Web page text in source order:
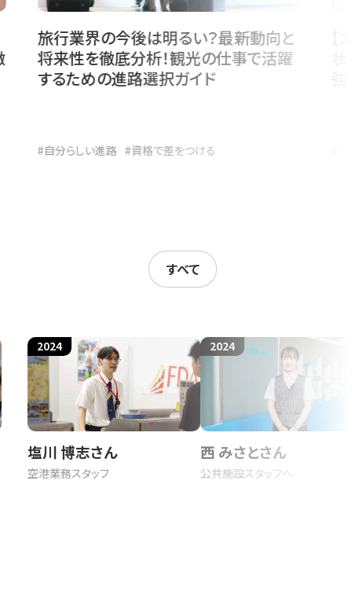
脳労働、感情労働、肉体労働として特
脳労働と感情労働との関係も含めて、
旅行業界の今後は明るい？最新動向と
将来性を徹底分析！観光の仕事で活躍
するための進路選択ガイド
#自分らしい進路 #資格で差をつける
【2026
すべて
2024
塩川 博志さん
空港業務スタッフ
2024
西 みさとさん
公共施設スタッフへ